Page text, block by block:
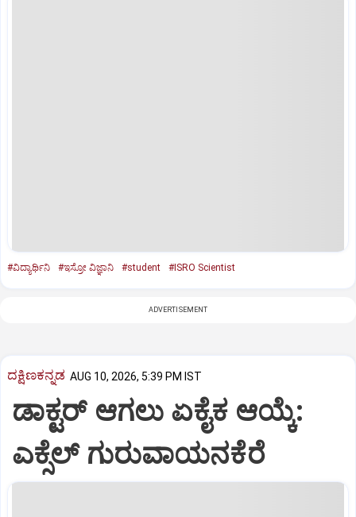
#ವಿದ್ಯಾರ್ಥಿನಿ #ಇಸ್ರೋ ವಿಜ್ಞಾನಿ #student #ISRO Scientist
ADVERTISEMENT
ದಕ್ಷಿಣಕನ್ನಡ AUG 10, 2026, 5:39 PM IST
ಡಾಕ್ಟರ್ ಆಗಲು ಏಕೈಕ ಆಯ್ಕೆ:
ಎಕ್ಸೆಲ್ ಗುರುವಾಯನಕೆರೆ